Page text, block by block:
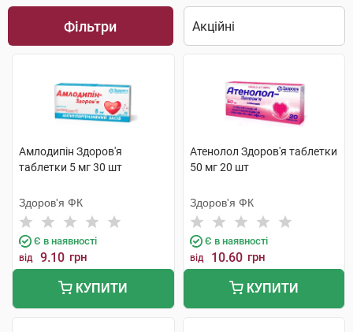
Фільтри
Амлодипін Здоров'я
таблетки 5 мг 30 шт
Здоров'я ФК
Є в наявності
від 9.10 грн
КУПИТИ
Атенолол Здоров'я таблетки
50 мг 20 шт
Здоров'я ФК
Є в наявності
від 10.60 грн
КУПИТИ